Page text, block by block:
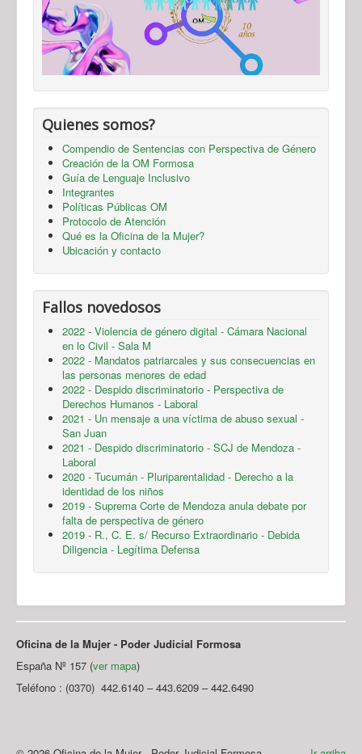
Quienes somos?
Compendio de Sentencias con Perspectiva de Género
Creación de la OM Formosa
Guía de Lenguaje Inclusivo
Integrantes
Políticas Públicas OM
Protocolo de Atención
Qué es la Oficina de la Mujer?
Ubicación y contacto
Fallos novedosos
2022 - Violencia de género digital - Cámara Nacional
en lo Civil - Sala M
2022 - Mandatos patriarcales y sus consecuencias en
las personas menores de edad
2022 - Despido discriminatorio - Perspectiva de
Derechos Humanos - Laboral
2021 - Un mensaje a una víctima de abuso sexual -
San Juan
2021 - Despido discriminatorio - SCJ de Mendoza -
Laboral
2020 - Tucumán - Pluriparentalidad - Derecho a la
identidad de los niños
2019 - Suprema Corte de Mendoza anula debate por
falta de perspectiva de género
2019 - R., C. E. s/ Recurso Extraordinario - Debida
Diligencia - Legítima Defensa
Oficina de la Mujer - Poder Judicial Formosa
España Nº 157 (ver mapa)
Teléfono : (0370) 442.6140 – 443.6209 – 442.6490